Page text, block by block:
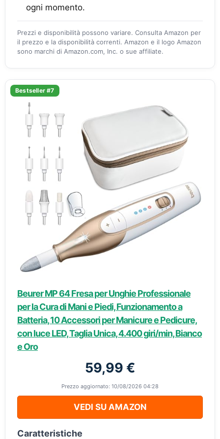
ogni momento.
Prezzi e disponibilità possono variare. Consulta Amazon per
il prezzo e la disponibilità correnti. Amazon e il logo Amazon
sono marchi di Amazon.com, Inc. o sue affiliate.
Bestseller #7
Beurer MP 64 Fresa per Unghie Professionale
per la Cura di Mani e Piedi, Funzionamento a
Batteria, 10 Accessori per Manicure e Pedicure,
con luce LED, Taglia Unica, 4.400 giri/min, Bianco
e Oro
59,99 €
Prezzo aggiornato: 10/08/2026 04:28
VEDI SU AMAZON
Caratteristiche